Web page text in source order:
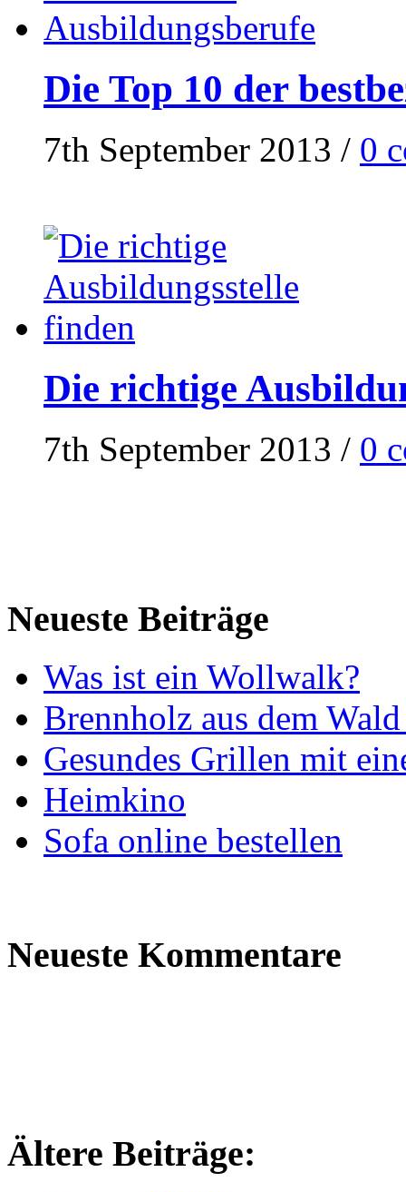
Die Top 10 der
7th September 2013 / 0
Die richtige
7th September 2013 / 0
Neueste Beiträge
Was ist ein Wollwalk?
Brennholz aus dem
Gesundes Grillen mit
Heimkino
Sofa online bestellen
Neueste Kommentare
Ältere Beiträge: